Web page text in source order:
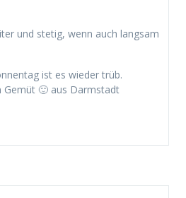
und stetig, wenn auch langsam
ist es wieder trüb.
🙂 aus Darmstadt